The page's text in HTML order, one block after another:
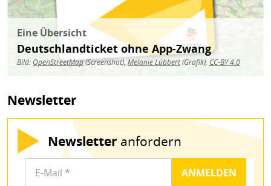
Eine Übersicht
Deutschlandticket ohne App-Zwang
Bild: OpenStreetMap(Screenshot),Melanie Lübbert(Grafik), CC-BY 4.0
Newsletter
Newsletter anfordern